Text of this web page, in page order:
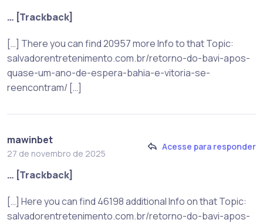
… [Trackback]
[…] There you can find 20957 more Info to that Topic:
salvadorentretenimento.com.br/retorno-do-bavi-apos-
quase-um-ano-de-espera-bahia-e-vitoria-se-
reencontram/ […]
mawinbet
27 de novembro de 2025
Acesse para responder
… [Trackback]
[…] Here you can find 46198 additional Info on that Topic:
salvadorentretenimento.com.br/retorno-do-bavi-apos-